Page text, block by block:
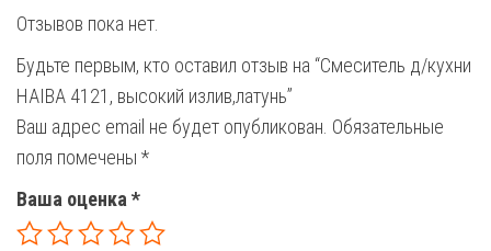
Отзывов пока нет.
Будьте первым, кто оставил отзыв на “Смеситель д/кухни
HAIBA 4121, высокий излив,латунь”
Ваш адрес email не будет опубликован. Обязательные
поля помечены *
Ваша оценка *